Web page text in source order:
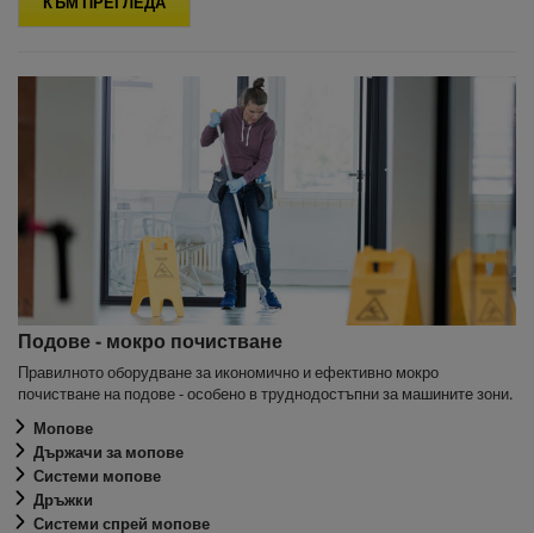
Подове - мокро почистване
Правилното оборудване за икономично и ефективно мокро
почистване на подове - особено в труднодостъпни за машините зони.
Мопове
Държачи за мопове
Системи мопове
Дръжки
Системи спрей мопове